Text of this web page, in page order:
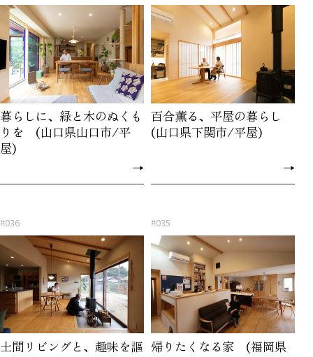
暮らしに、緑と木のぬくも
りを (山口県山口市/平
屋)
→
百合薫る、平屋の暮らし
(山口県下関市/平屋)
→
#036
土間リビングと、趣味を謳
#035
帰りたくなる家 (福岡県